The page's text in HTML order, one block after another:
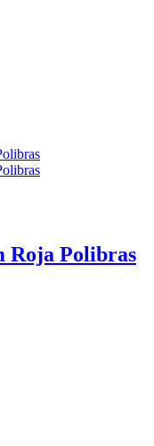
Roja Polibras